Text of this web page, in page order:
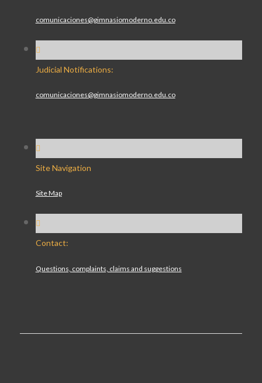
comunicaciones@gimnasiomoderno.edu.co
Judicial Notifications:
comunicaciones@gimnasiomoderno.edu.co
Site Navigation
Site Map
Contact:
Questions, complaints, claims and suggestions